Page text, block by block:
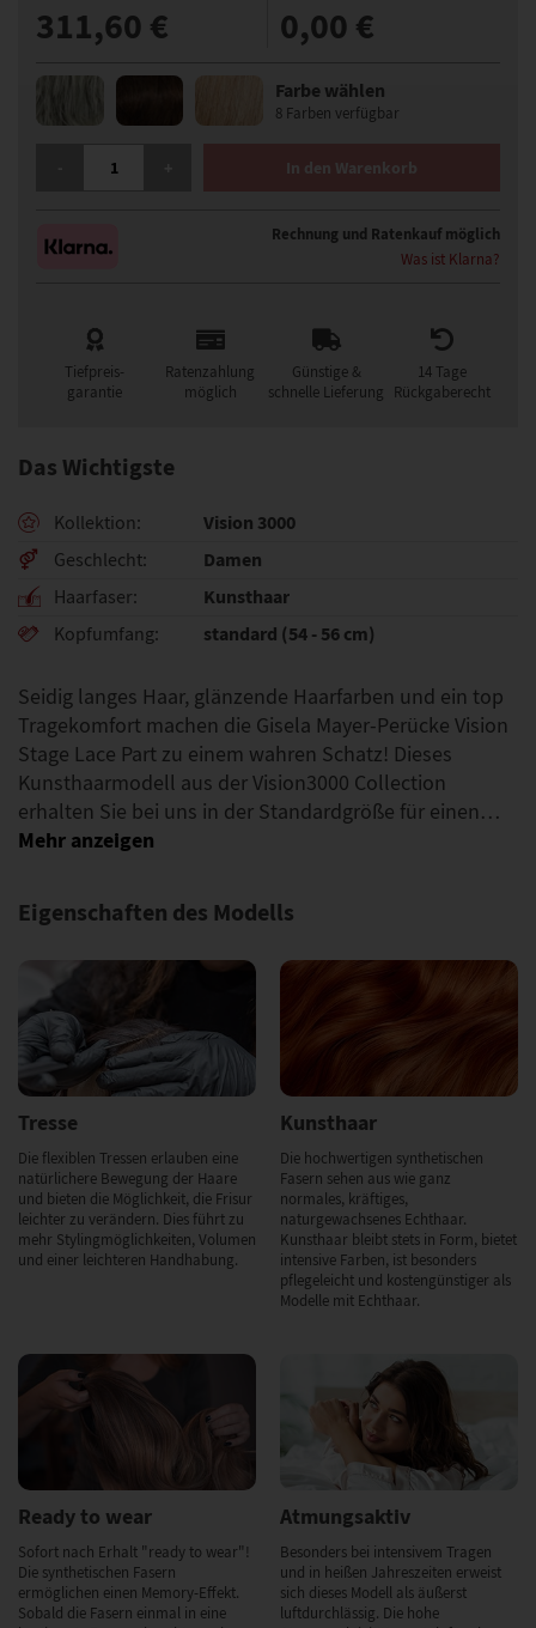
311,60 € 0,00 €
Farbe wählen
8 Farben verfügbar
In den Warenkorb
Rechnung und Ratenkauf möglich
Was ist Klarna?
Tiefpreis-
garantie
Ratenzahlung
möglich
Günstige &
schnelle Lieferung
14 Tage
Rückgaberecht
Das Wichtigste
Kollektion Vision 3000
Geschlecht Damen
Haarfaser Kunsthaar
Kopfumfang standard (54 - 56 cm)
Seidig langes Haar, glänzende Haarfarben und ein top
Tragekomfort machen die Gisela Mayer-Perücke Vision
Stage Lace Part zu einem wahren Schatz! Dieses
Kunsthaarmodell aus der Vision3000 Collection
erhalten Sie bei uns in der Standardgröße für einen…
Eigenschaften des Modells
Tresse
Die flexiblen Tressen erlauben eine
natürlichere Bewegung der Haare
und bieten die Möglichkeit, die Frisur
leichter zu verändern. Dies führt zu
mehr Stylingmöglichkeiten, Volumen
und einer leichteren Handhabung.
Kunsthaar
Die hochwertigen synthetischen
Fasern sehen aus wie ganz
normales, kräftiges,
naturgewachsenes Echthaar.
Kunsthaar bleibt stets in Form, bietet
intensive Farben, ist besonders
pflegeleicht und kostengünstiger als
Modelle mit Echthaar.
Ready to wear
Sofort nach Erhalt "ready to wear"!
Die synthetischen Fasern
ermöglichen einen Memory-Effekt.
Sobald die Fasern einmal in eine
Atmungsaktiv
Besonders bei intensivem Tragen
und in heißen Jahreszeiten erweist
sich dieses Modell als äußerst
luftdurchlässig. Die hohe